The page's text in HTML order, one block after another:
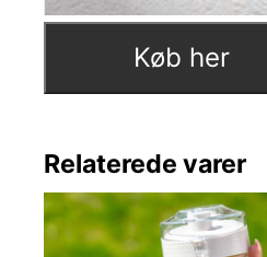
Køb her
Relaterede varer